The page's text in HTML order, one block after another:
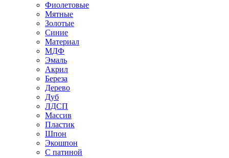
Фиолетовые
Мятные
Золотые
Синие
Материал
МДФ
Эмаль
Акрил
Береза
Дерево
Дуб
ЛДСП
Массив
Пластик
Шпон
Экошпон
С патиной